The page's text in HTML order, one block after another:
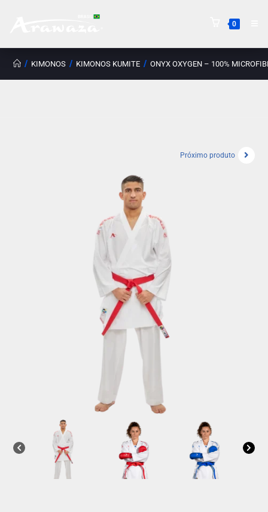
0
/ KIMONOS / KIMONOS KUMITE / ONYX OXYGEN – 100%
Próximo produto